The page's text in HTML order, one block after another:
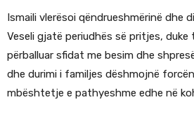
Ismaili vlerësoi qëndrueshmërinë dhe
Veseli gjatë periudhës së pritjes, duke
përballuar sfidat me besim dhe
dhe durimi i familjes dëshmojnë
mbështetje e pathyeshme edhe në